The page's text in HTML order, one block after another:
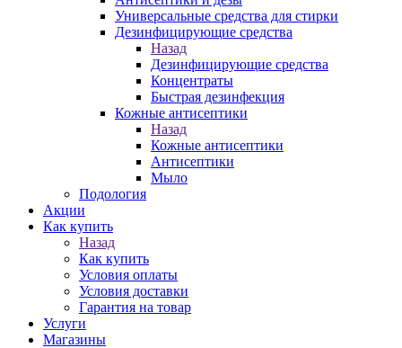
Универсальные средства для стирки
Дезинфицирующие средства
Назад
Дезинфицирующие средства
Концентраты
Быстрая дезинфекция
Кожные антисептики
Назад
Кожные антисептики
Антисептики
Мыло
Подология
Акции
Как купить
Назад
Как купить
Условия оплаты
Условия доставки
Гарантия на товар
Услуги
Магазины